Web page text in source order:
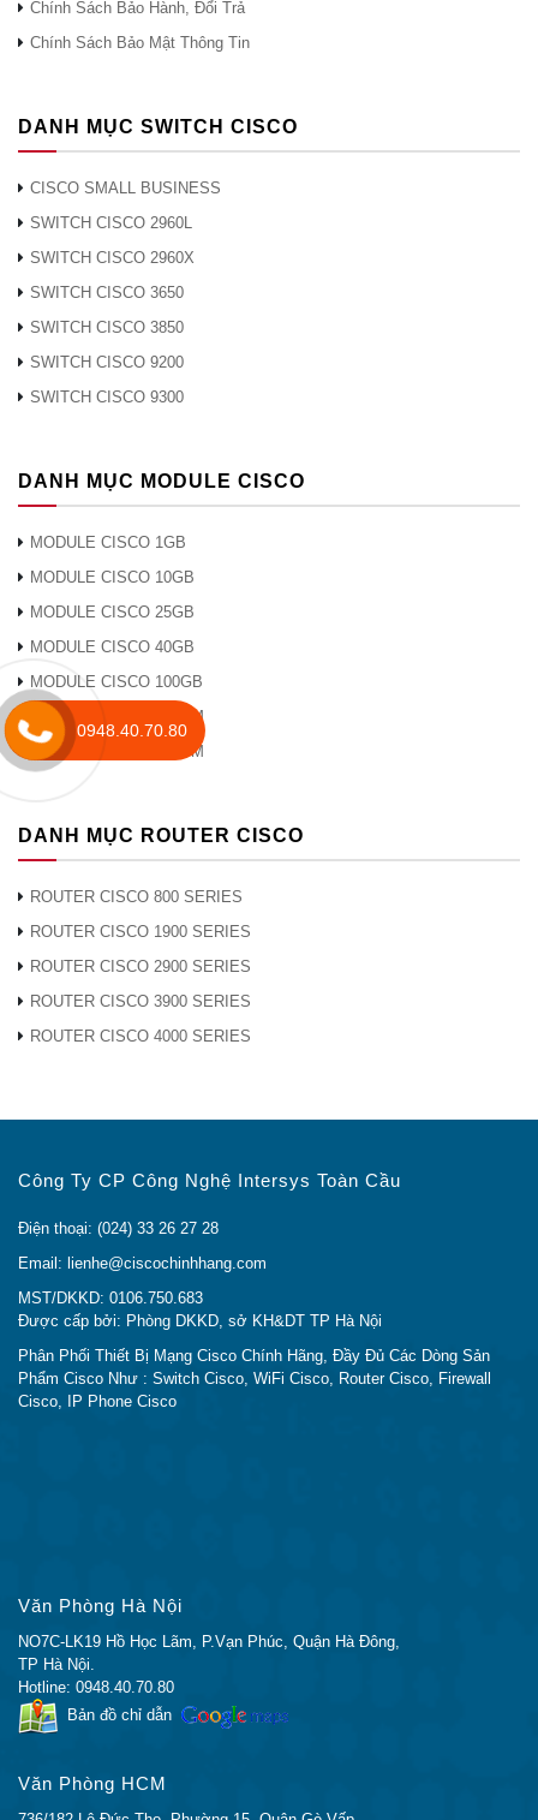
Chính Sách Bảo Hành, Đổi Trả
Chính Sách Bảo Mật Thông Tin
DANH MỤC SWITCH CISCO
CISCO SMALL BUSINESS
SWITCH CISCO 2960L
SWITCH CISCO 2960X
SWITCH CISCO 3650
SWITCH CISCO 3850
SWITCH CISCO 9200
SWITCH CISCO 9300
DANH MỤC MODULE CISCO
MODULE CISCO 1GB
MODULE CISCO 10GB
MODULE CISCO 25GB
MODULE CISCO 40GB
MODULE CISCO 100GB
MODULE CISCO DWDM
MODULE CISCO CWDM
DANH MỤC ROUTER CISCO
ROUTER CISCO 800 SERIES
ROUTER CISCO 1900 SERIES
ROUTER CISCO 2900 SERIES
ROUTER CISCO 3900 SERIES
ROUTER CISCO 4000 SERIES
Công Ty CP Công Nghệ Intersys Toàn Cầu
Điện thoại: (024) 33 26 27 28
Email: lienhe@ciscochinhhang.com
MST/DKKD: 0106.750.683
Được cấp bởi: Phòng DKKD, sở KH&DT TP Hà Nội
Phân Phối Thiết Bị Mạng Cisco Chính Hãng, Đầy Đủ Các Dòng Sản
Phẩm Cisco Như : Switch Cisco, WiFi Cisco, Router Cisco, Firewall
Cisco, IP Phone Cisco
Văn Phòng Hà Nội
NO7C-LK19 Hồ Học Lãm, P.Vạn Phúc, Quận Hà Đông,
TP Hà Nội.
Hotline: 0948.40.70.80
Bản đồ chỉ dẫn
Văn Phòng HCM
0948.40.70.80